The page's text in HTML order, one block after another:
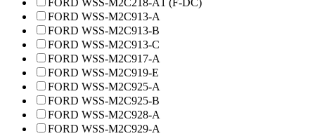
FORD WSS-M2C218-A1 (F-DC)
FORD WSS-M2C913-A
FORD WSS-M2C913-B
FORD WSS-M2C913-C
FORD WSS-M2C917-A
FORD WSS-M2C919-E
FORD WSS-M2C925-A
FORD WSS-M2C925-B
FORD WSS-M2C928-A
FORD WSS-M2C929-A